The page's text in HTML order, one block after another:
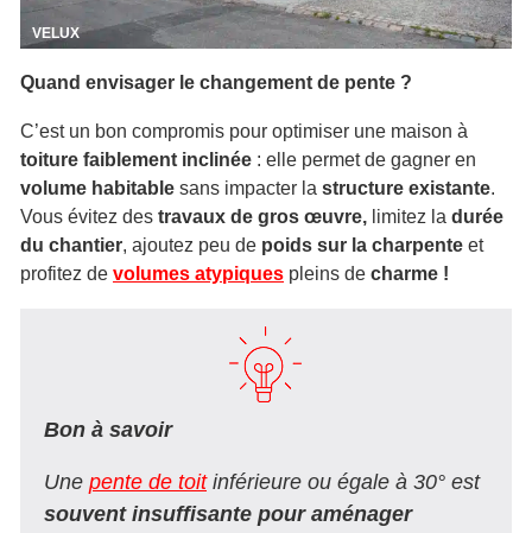
VELUX
Quand envisager le changement de pente ?
C’est un bon compromis pour optimiser une maison à
toiture faiblement inclinée : elle permet de gagner en
volume habitable sans impacter la structure existante.
Vous évitez des travaux de gros œuvre, limitez la durée
du chantier, ajoutez peu de poids sur la charpente et
profitez de volumes atypiques pleins de charme !
Bon à savoir
Une pente de toitinférieure ou égale à 30° est
souvent insuffisante pour aménager